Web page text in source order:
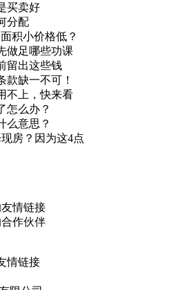
买卖好
分配
积小价格低？
做足哪些功课
留出这些钱
款缺一不可！
不上，快来看
怎么办？
么意思？
房？因为这4点
情链接
作伙伴
情链接